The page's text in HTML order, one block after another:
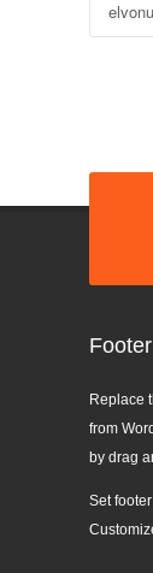
Replace
from
by drag
Set